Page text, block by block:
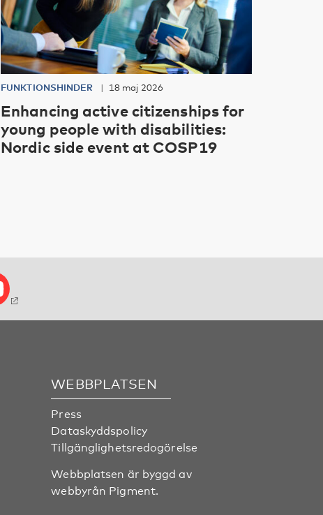
FUNKTIONSHINDER 18 maj 2026
Enhancing active citizenships for
young people with disabilities:
Nordic side event at COSP19
WEBBPLATSEN
Press
Dataskyddspolicy
Tillgänglighetsredogörelse
Webbplatsen är byggd av
webbyrån Pigment.